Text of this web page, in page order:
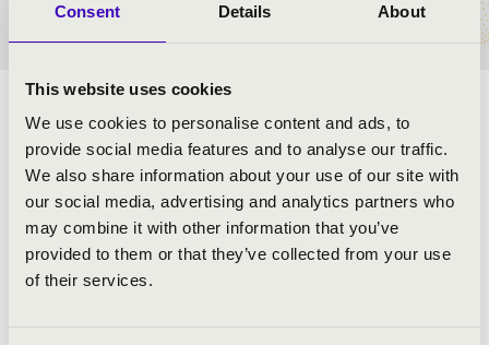
Consent Details About
This website uses cookies
We use cookies to personalise content and ads, to
provide social media features and to analyse our traffic.
We also share information about your use of our site with
our social media, advertising and analytics partners who
may combine it with other information that you’ve
provided to them or that they’ve collected from your use
of their services.
BÉRLET- ÉS JEGYÁRAK
ELŐADÓK:
MŰSOR:
Bartók: Három csíkmegyei népdal